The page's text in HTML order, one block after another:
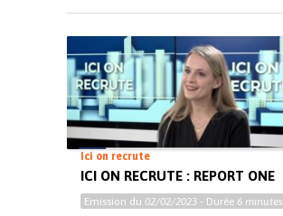
Ici on recrute
ICI ON RECRUTE : REPORT ONE
Emission du 02/02/2023 - Durée 6 minutes